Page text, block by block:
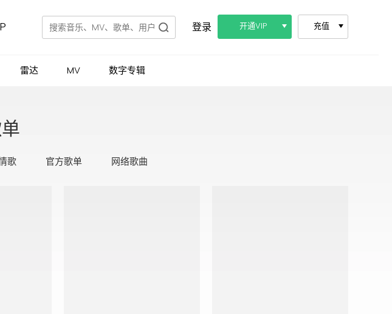
雷达 MV 数字专辑
登录 开通VIP 充值
歌 官方歌单 网络歌曲